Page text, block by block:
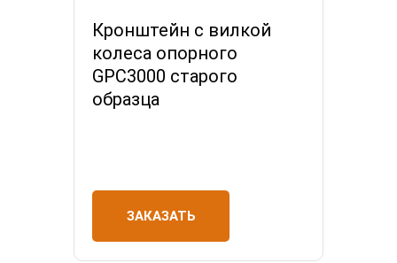
Кронштейн с вилкой
колеса опорного
GPC3000 старого
образца
ЗАКАЗАТЬ